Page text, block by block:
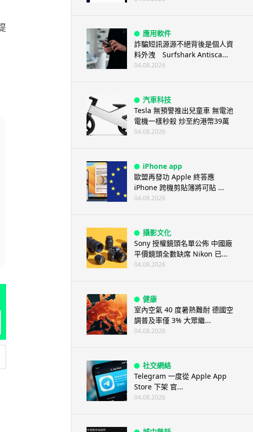
應用軟件
詐騙短訊源源不絕背後是個人資
料外洩 Surfshark Antisca...
04.08.2026
汽車科技
Tesla 無預警推出兒童車 無電池
電機一樣秒殺 炒至約港幣39萬
04.08.2026
iPhone app
歐盟再發功 Apple 終答應
iPhone 跨機剪貼簿將可貼 ...
04.08.2026
攝影文化
Sony 授權鏡頭名單公佈 中國廠
平價鏡頭全數缺席 Nikon 已...
04.08.2026
健康
室內空氣 40 度暑熱難耐 德國空
調普及率僅 3% 大眾繼...
04.08.2026
社交網絡
Telegram 一度從 Apple App
Store 下架 官...
04.08.2026